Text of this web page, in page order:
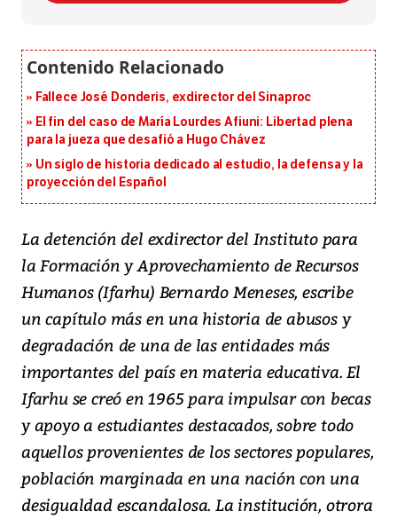
Fallece José Donderis, exdirector del Sinaproc
El fin del caso de María Lourdes Afiuni: Libertad plena
para la jueza que desafió a Hugo Chávez
Un siglo de historia dedicado al estudio, la defensa y la
proyección del Español
La detención del exdirector del Instituto para
la Formación y Aprovechamiento de Recursos
Humanos (Ifarhu) Bernardo Meneses, escribe
un capítulo más en una historia de abusos y
degradación de una de las entidades más
importantes del país en materia educativa. El
Ifarhu se creó en 1965 para impulsar con becas
y apoyo a estudiantes destacados, sobre todo
aquellos provenientes de los sectores populares,
población marginada en una nación con una
desigualdad escandalosa. La institución, otrora